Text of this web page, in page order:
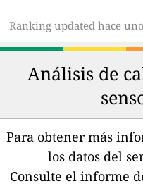
Ranking updated hace
Análisis de
Para obtener más
los datos del
Consulte el informe